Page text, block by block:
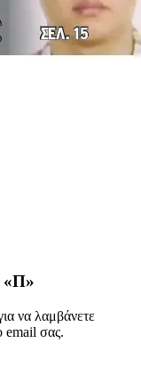
«Π»
να λαμβάνετε
email σας.